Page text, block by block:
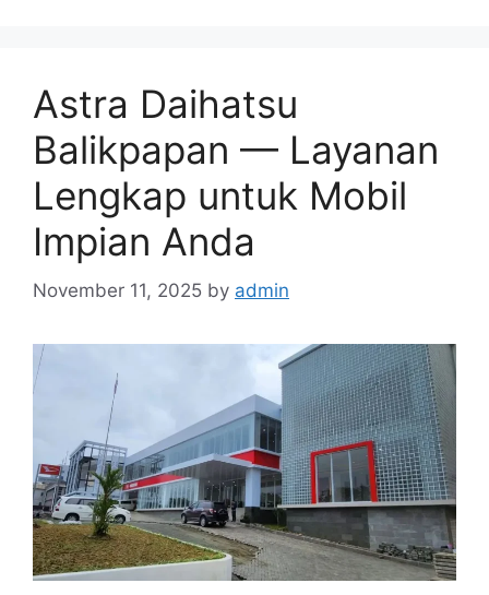
Astra Daihatsu
Balikpapan — Layanan
Lengkap untuk Mobil
Impian Anda
November 11, 2025 by admin